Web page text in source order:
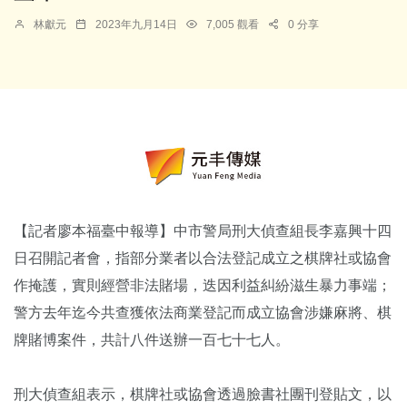
林獻元 2023年九月14日 7,005 觀看 0 分享
【記者廖本福臺中報導】中市警局刑大偵查組長李嘉興十四
日召開記者會，指部分業者以合法登記成立之棋牌社或協會
作掩護，實則經營非法賭場，迭因利益糾紛滋生暴力事端；
警方去年迄今共查獲依法商業登記而成立協會涉嫌麻將、棋
牌賭博案件，共計八件送辦一百七十七人。
刑大偵查組表示，棋牌社或協會透過臉書社團刊登貼文，以